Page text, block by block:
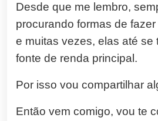
Desde que me lembro,
procurando formas de
e muitas vezes, elas até se
fonte de renda principal.
Por isso vou compartilhar
Então vem comigo, vou te